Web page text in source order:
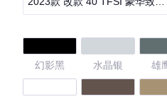
幻影黑 水晶银 雄